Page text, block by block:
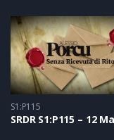
S1:P115